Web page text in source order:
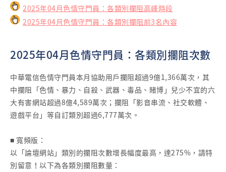
2025年04月色情守門員：各類別攔阻高峰時段
2025年04月色情守門員：各類別攔阻前3名內容
2025年04月色情守門員：各類別攔阻次數
中華電信色情守門員本月協助用戶攔阻超過9億1,366萬次，其
中攔阻「色情、暴力、自殺、武器、毒品、賭博」兒少不宜的六
大有害網站超過8億4,589萬次；攔阻「影音串流、社交軟體、
遊戲平台」等自訂類別超過6,777萬次。
■ 寬頻版：
以「論壇網站」類別的攔阻次數增長幅度最高，達275%，請特
別留意！以下為各類別攔阻數量：